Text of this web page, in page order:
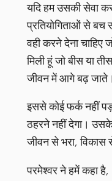
यदि हम उसकी सेवा
प्रतियोगिताओं से बच
वही करने देना चाहिए
मिली हूं जो बीस या
जीवन में आगे बढ़ जाते।
इससे कोई फर्क नहीं
ठहरने नहीं देगा।
जीवन से भरा, विकास
परमेश्वर ने हमें कहा है,